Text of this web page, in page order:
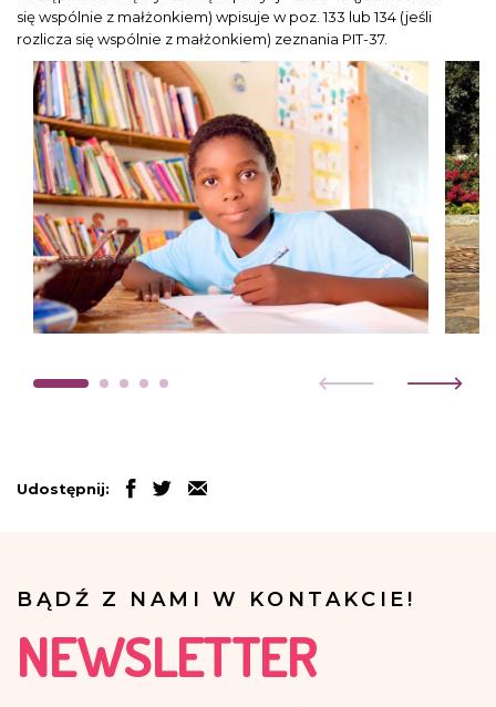
się wspólnie z małżonkiem) wpisuje w poz. 133 lub 134 (jeśli
rozlicza się wspólnie z małżonkiem) zeznania PIT-37.
Udostępnij:
BĄDŹ Z NAMI W KONTAKCIE!
NEWSLETTER